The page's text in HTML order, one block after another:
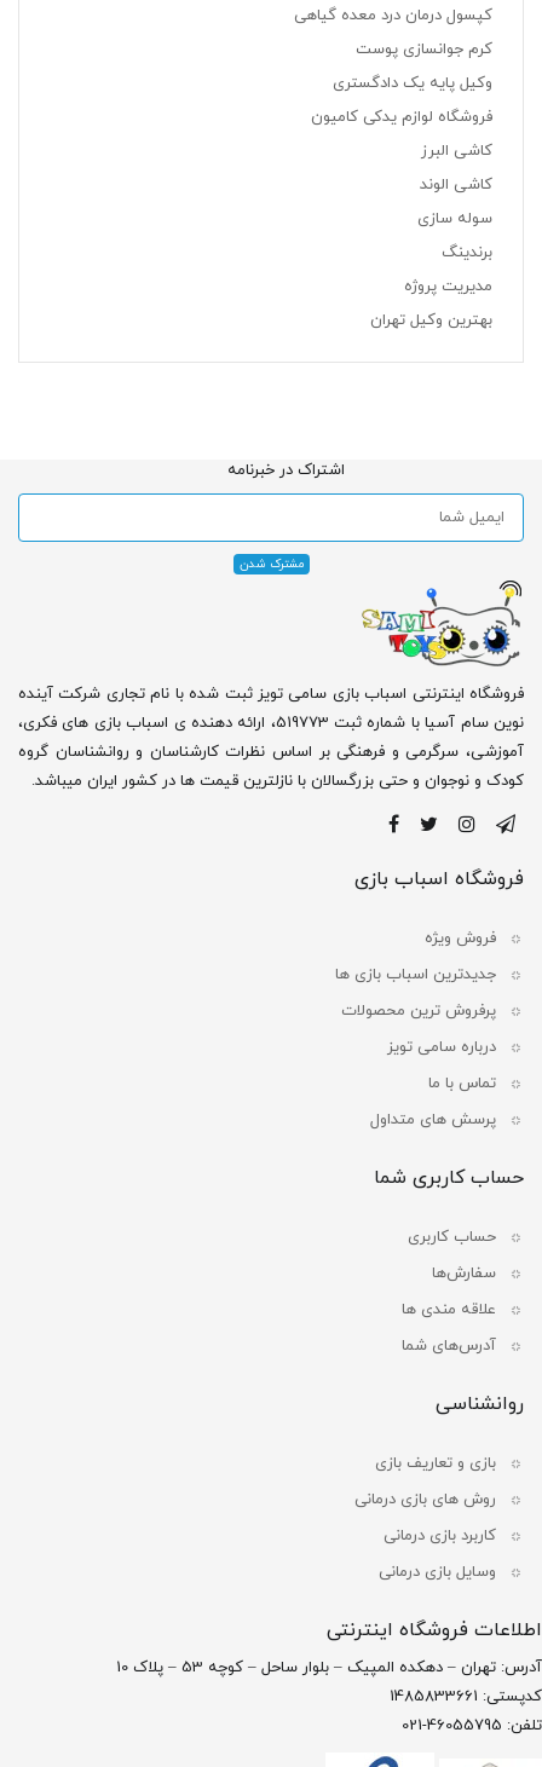
کپسول درمان درد معده گیاهی
کرم جوانسازی پوست
وکیل پایه یک دادگستری
فروشگاه لوازم یدکی کامیون
کاشی البرز
کاشی الوند
سوله سازی
برندینگ
مدیریت پروژه
بهترین وکیل تهران
اشتراک در خبرنامه
فروشگاه اینترنتی اسباب بازی سامی تویز ثبت شده با نام تجاری شرکت آینده
نوین سام آسیا با شماره ثبت 519773، ارائه دهنده ی اسباب بازی های فکری،
آموزشی، سرگرمی و فرهنگی بر اساس نظرات کارشناسان و روانشناسان گروه
کودک و نوجوان و حتی بزرگسالان با نازلترین قیمت ها در کشور ایران میباشد.
فروشگاه اسباب بازی
فروش ویژه
جدیدترین اسباب بازی ها
پرفروش ترین محصولات
درباره سامی تویز
تماس با ما
پرسش های متداول
حساب کاربری شما
حساب کاربری
سفارش‌ها
علاقه مندی ها
آدرس‌های شما
روانشناسی
بازی و تعاریف بازی
روش های بازی درمانی
کاربرد بازی درمانی
وسایل بازی درمانی
اطلاعات فروشگاه اینترنتی
آدرس: تهران – دهکده المپیک – بلوار ساحل – کوچه 53 – پلاک 10
کدپستی: 1485833661
تلفن: 46055795-021